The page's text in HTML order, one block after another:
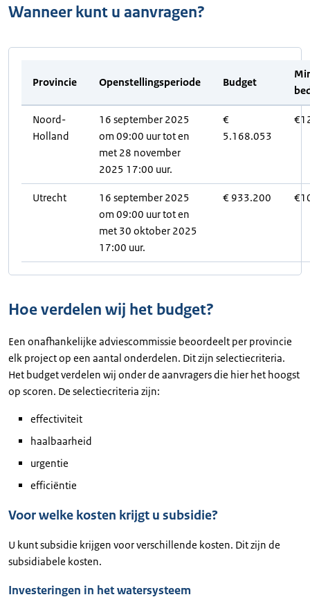
Wanneer kunt u aanvragen?
Provincie Openstellingsperiode Budget
Noord-
Holland
16 september 2025
om 09:00 uur tot en
met 28 november
2025 17:00 uur.
€
5.168.053
Utrecht
16 september 2025
om 09:00 uur tot en
met 30 oktober 2025
17:00 uur.
€ 933.200
Hoe verdelen wij het budget?
Een onafhankelijke adviescommissie beoordeelt per provincie
elk project op een aantal onderdelen. Dit zijn selectiecriteria.
Het budget verdelen wij onder de aanvragers die hier het hoogst
op scoren. De selectiecriteria zijn:
effectiviteit
haalbaarheid
urgentie
efficiëntie
Voor welke kosten krijgt u subsidie?
U kunt subsidie krijgen voor verschillende kosten. Dit zijn de
subsidiabele kosten.
Investeringen in het watersysteem